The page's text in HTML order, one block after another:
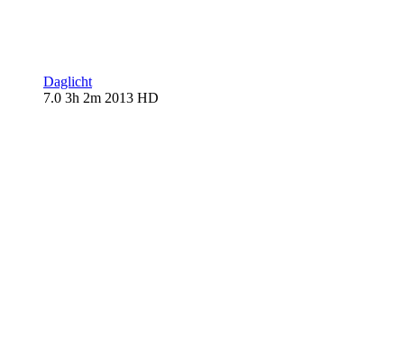
Daglicht
7.0 3h 2m 2013 HD